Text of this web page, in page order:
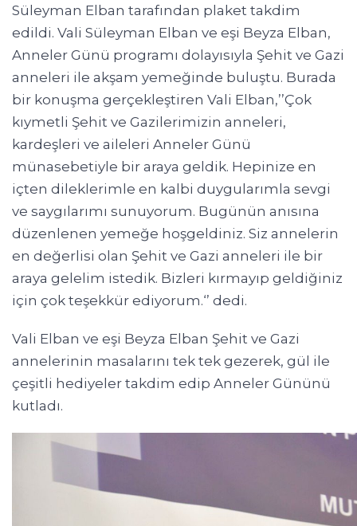
Süleyman Elban tarafından plaket takdim
edildi. Vali Süleyman Elban ve eşi Beyza Elban,
Anneler Günü programı dolayısıyla Şehit ve Gazi
anneleri ile akşam yemeğinde buluştu. Burada
bir konuşma gerçekleştiren Vali Elban,’’Çok
kıymetli Şehit ve Gazilerimizin anneleri,
kardeşleri ve aileleri Anneler Günü
münasebetiyle bir araya geldik. Hepinize en
içten dileklerimle en kalbi duygularımla sevgi
ve saygılarımı sunuyorum. Bugünün anısına
düzenlenen yemeğe hoşgeldiniz. Siz annelerin
en değerlisi olan Şehit ve Gazi anneleri ile bir
araya gelelim istedik. Bizleri kırmayıp geldiğiniz
için çok teşekkür ediyorum.‘’ dedi.
Vali Elban ve eşi Beyza Elban Şehit ve Gazi
annelerinin masalarını tek tek gezerek, gül ile
çeşitli hediyeler takdim edip Anneler Gününü
kutladı.